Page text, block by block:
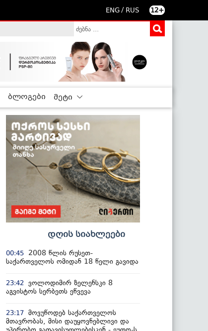
ENG / RUS 12+
ბლოგები მეტი
დღის სიახლეები
00:45
2008 წლის რუსეთ-
საქართველოს ომიდან 18 წელი გავიდა
23:42
ვოლოდიმირ ზელენსკი 8
აგვისტოს სერბეთს ეწვევა
23:17 მოვუწოდებ საქართველოს
მთავრობას, მისი დაუყოვნებლივი და